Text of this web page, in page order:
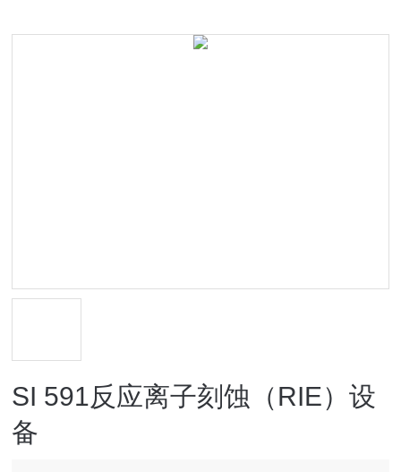
SI 591反应离子刻蚀（RIE）设
备